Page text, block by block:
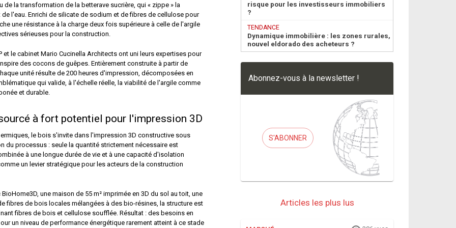
la transformation de la betterave sucrière, qui « zippe » la
l'eau. Enrichi de silicate de sodium et de fibres de cellulose pour
une résistance à la charge deux fois supérieure à celle de l'argile
sérieuses pour la construction.
et le cabinet Mario Cucinella Architects ont uni leurs expertises pour
des cocons de guêpes. Entièrement construite à partir de
unité résulte de 200 heures d'impression, décomposées en
qui valide, à l'échelle réelle, la viabilité de l'argile comme
et durable.
à fort potentiel pour l'impression 3D
le bois s'invite dans l'impression 3D constructive sous
du processus : seule la quantité strictement nécessaire est
à une longue durée de vie et à une capacité d'isolation
un levier stratégique pour les acteurs de la construction
une maison de 55 m² imprimée en 3D du sol au toit, une
fibres de bois locales mélangées à des bio-résines, la structure est
fibres de bois et cellulose soufflée. Résultat : des besoins en
un niveau de performance énergétique rarement atteint à ce stade
risque pour les investisseurs immobiliers
?
TENDANCE
Dynamique immobilière : les zones rurales,
nouvel eldorado des acheteurs ?
Abonnez-vous à la newsletter !
S'ABONNER
Articles les plus lus